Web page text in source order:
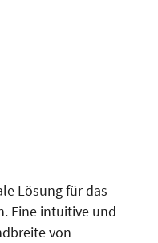
Lösung für das
Eine intuitive und
von